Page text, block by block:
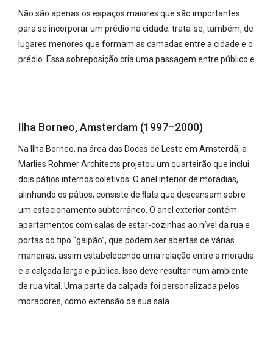
Não são apenas os espaços maiores que são importantes
para se incorporar um prédio na cidade; trata-se, também, de
lugares menores que formam as camadas entre a cidade e o
prédio. Essa sobreposição cria uma passagem entre público e
Ilha Borneo, Amsterdam (1997–2000)
Na Ilha Borneo, na área das Docas de Leste em Amsterdã, a
Marlies Rohmer Architects projetou um quarteirão que inclui
dois pátios internos coletivos. O anel interior de moradias,
alinhando os pátios, consiste de ﬂats que descansam sobre
um estacionamento subterrâneo. O anel exterior contém
apartamentos com salas de estar-cozinhas ao nível da rua e
portas do tipo “galpão”, que podem ser abertas de várias
maneiras, assim estabelecendo uma relação entre a moradia
e a calçada larga e pública. Isso deve resultar num ambiente
de rua vital. Uma parte da calçada foi personalizada pelos
moradores, como extensão da sua sala.